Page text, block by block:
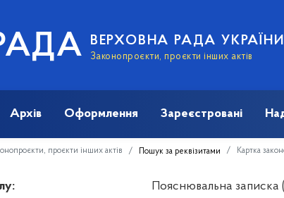
ВЕРХОВНА РАДА УКРАЇНИ
Законопроєкти, проєкти інших актів
Архів Оформлення Зареєстровані
проєкти інших актів Пошук за реквізитами Картка
Пояснювальна записка